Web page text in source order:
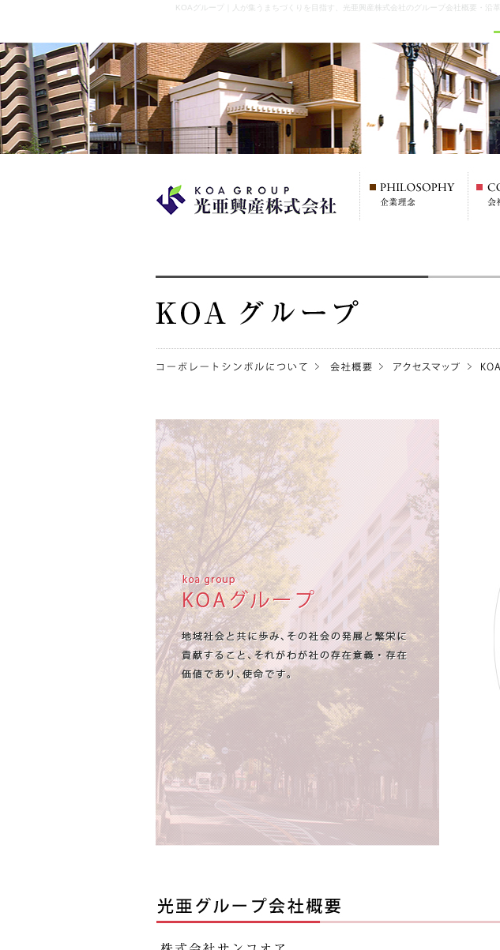
KOAグループ｜人が集うまちづくりを目指す、光亜興産株式会社のグループ会社概要・沿革